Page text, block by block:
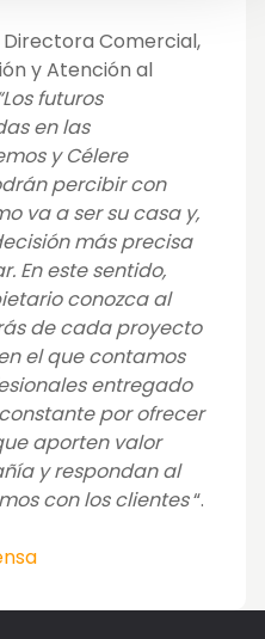
Directora Comercial,
y Atención al
futuros
en las
y Célere
percibir con
va a ser su casa y,
más precisa
En este sentido,
conozca al
de cada proyecto
el que contamos
entregado
por ofrecer
aporten valor
y respondan al
con los clientes“.